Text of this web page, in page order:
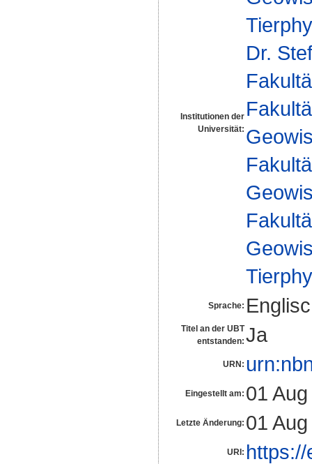
Institutionen der
Universität:
Dr.
Sprache:
Titel an der UBT
entstanden: Ja
URN:
Eingestellt am: 01
Letzte Änderung: 01
URI: